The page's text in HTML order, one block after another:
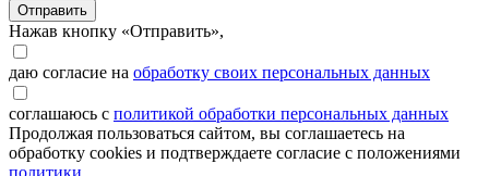
Отправить
Нажав кнопку «Отправить»,
даю согласие на обработку своих персональных данных
соглашаюсь с политикой обработки персональных данных
Продолжая пользоваться сайтом, вы соглашаетесь на
обработку cookies и подтверждаете согласие с положениями